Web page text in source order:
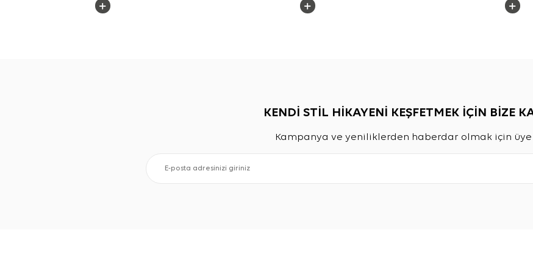
KENDİ STİL HİKAYENİ KEŞFETMEK İÇİN BİZE
Kampanya ve yeniliklerden haberdar olmak için üye